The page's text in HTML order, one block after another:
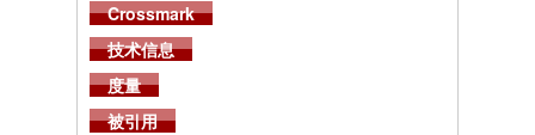
Crossmark
技术信息
度量
被引用